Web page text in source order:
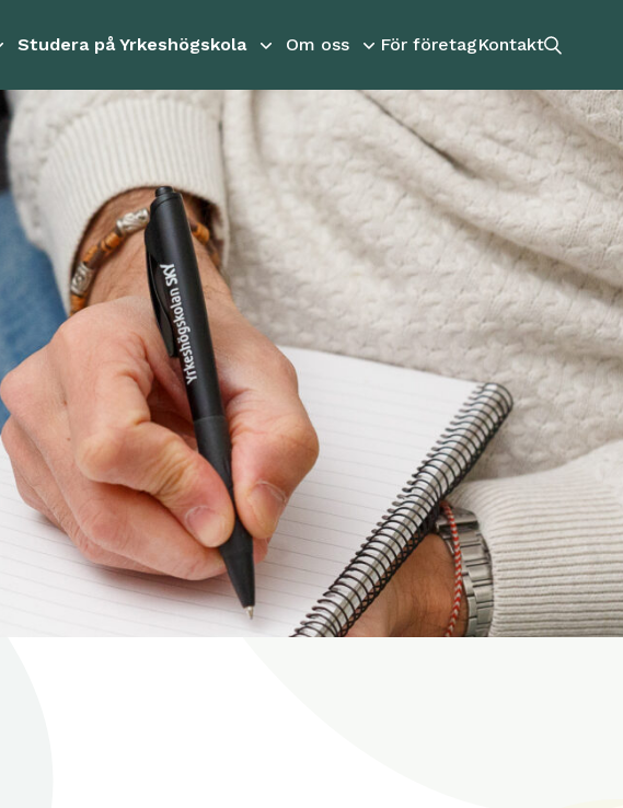
Studera på Yrkeshögskola Om oss För företagKontaktSökikon